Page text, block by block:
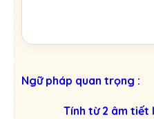
Ngữ pháp quan trọng :
Tính từ 2 âm tiết